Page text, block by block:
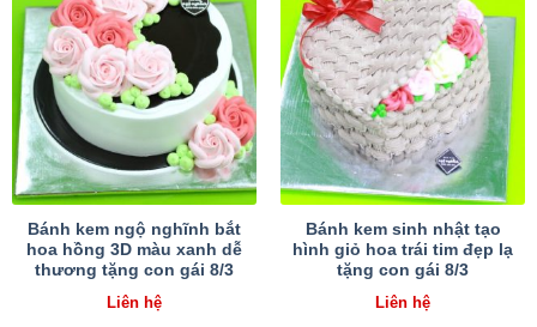
Bánh kem ngộ nghĩnh bắt
hoa hồng 3D màu xanh dễ
thương tặng con gái 8/3
Liên hệ
Bánh kem sinh nhật tạo
hình giỏ hoa trái tim đẹp lạ
tặng con gái 8/3
Liên hệ